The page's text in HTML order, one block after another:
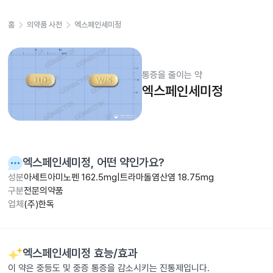
홈 의약품 사전 엑스페인세미정
통증을 줄이는 약
엑스페인세미정
엑스페인세미정, 어떤 약인가요?
성분아세트아미노펜 162.5mg|트라마돌염산염 18.75mg
구분전문의약품
업체 (주)한독
엑스페인세미정 효능/효과
이 약은 중등도 및 중증 통증을 감소시키는 진통제입니다.